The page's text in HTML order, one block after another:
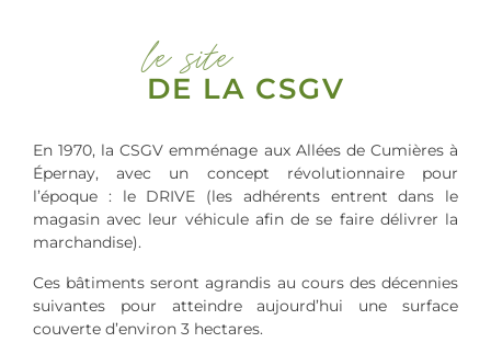
le site
DE LA CSGV
En 1970, la CSGV emménage aux Allées de Cumières à
Épernay, avec un concept révolutionnaire pour
l’époque : le DRIVE (les adhérents entrent dans le
magasin avec leur véhicule afin de se faire délivrer la
marchandise).
Ces bâtiments seront agrandis au cours des décennies
suivantes pour atteindre aujourd’hui une surface
couverte d’environ 3 hectares.